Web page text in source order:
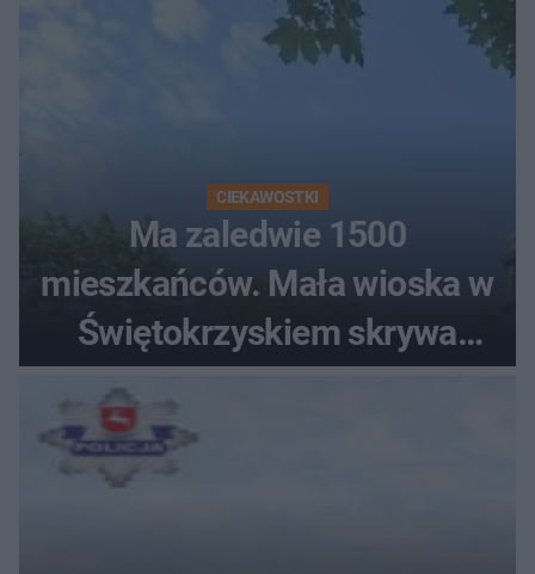
CIEKAWOSTKI
Ma zaledwie 1500
mieszkańców. Mała wioska w
Świętokrzyskiem skrywa
zabytki, bywał tu nawet król